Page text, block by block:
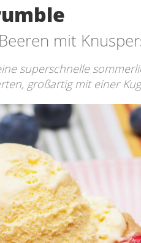
mit
superschnelle
großartig mit einer